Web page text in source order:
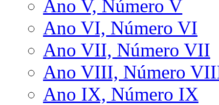
Ano V, Número V
Ano VI, Número VI
Ano VII, Número VII
Ano VIII, Número
Ano IX, Número IX